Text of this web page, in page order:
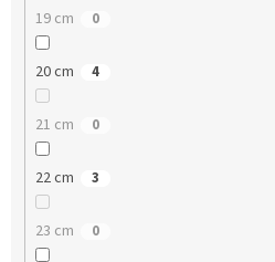
19 cm 0
20 cm 4
21 cm 0
22 cm 3
23 cm 0